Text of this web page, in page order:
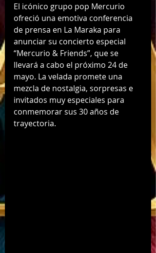
El icónico grupo pop Mercurio
ofreció una emotiva conferencia
de prensa en La Maraka para
anunciar su concierto especial
“Mercurio & Friends”, que se
llevará a cabo el próximo 24 de
mayo. La velada promete una
mezcla de nostalgia, sorpresas e
invitados muy especiales para
conmemorar sus 30 años de
trayectoria.